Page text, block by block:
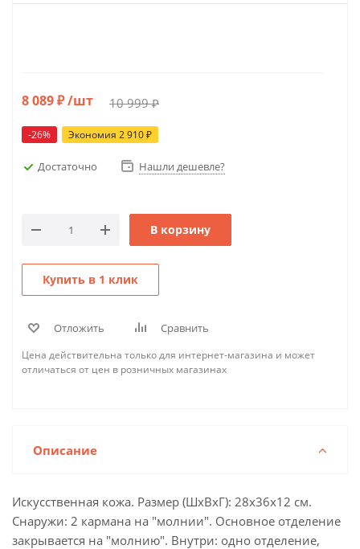
8 089₽/шт 10 999₽
-26% Экономия 2 910₽
Достаточно Нашли дешевле?
В корзину
Купить в 1 клик
Отложить Сравнить
Цена действительна только для интернет-магазина и может
отличаться от цен в розничных магазинах
Описание
Искусственная кожа. Размер (ШхВхГ): 28х36х12 см.
Снаружи: 2 кармана на "молнии". Основное отделение
закрывается на "молнию". Внутри: одно отделение,